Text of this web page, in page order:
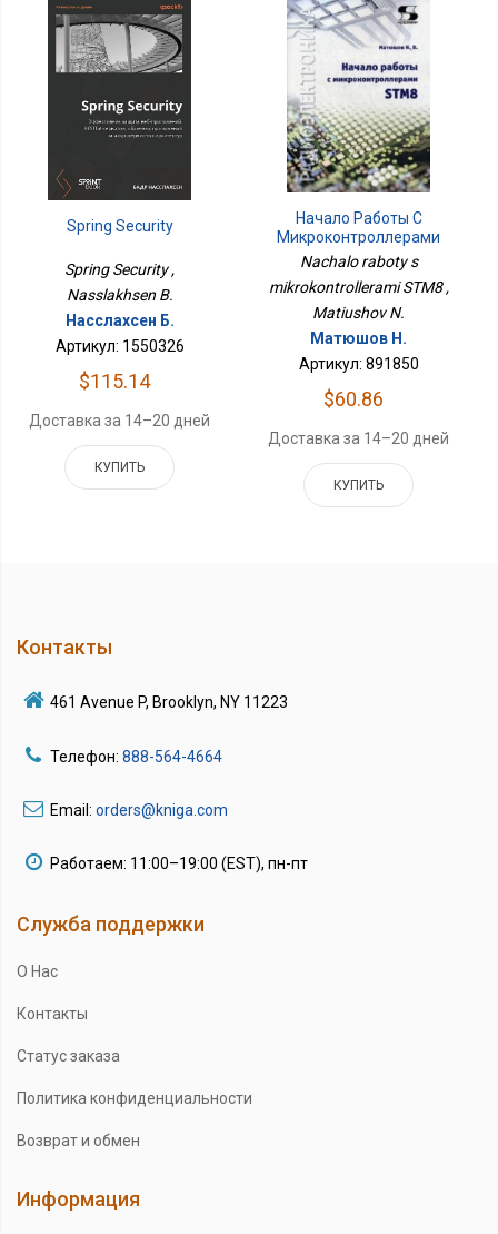
Spring Security
Spring Security ,
Nasslakhsen B.
Насслахсен Б.
Артикул: 1550326
$115.14
Доставка за 14–20 дней
КУПИТЬ
Начало Работы С
Микроконтроллерами
STM8
Nachalo raboty s
mikrokontrollerami STM8 ,
Matiushov N.
Матюшов Н.
Артикул: 891850
$60.86
Доставка за 14–20 дней
КУПИТЬ
Контакты
461 Avenue P, Brooklyn, NY 11223
Телефон: 888-564-4664
Email: orders@kniga.com
Работаем: 11:00–19:00 (EST), пн-пт
Служба поддержки
О Нас
Контакты
Статус заказа
Политика конфиденциальности
Возврат и обмен
Информация